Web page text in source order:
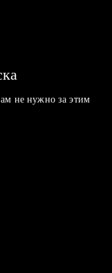
не нужно за этим